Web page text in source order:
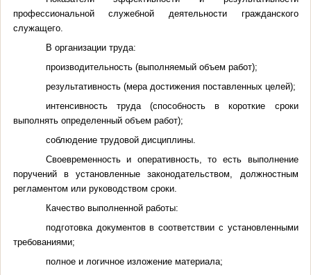
профессиональной служебной деятельности гражданского
служащего.
В организации труда:
производительность (выполняемый объем работ);
результативность (мера достижения поставленных целей);
интенсивность труда (способность в короткие сроки
выполнять определенный объем работ);
соблюдение трудовой дисциплины.
Своевременность и оперативность, то есть выполнение
поручений в установленные законодательством, должностным
регламентом или руководством сроки.
Качество выполненной работы:
подготовка документов в соответствии с установленными
требованиями;
полное и логичное изложение материала;